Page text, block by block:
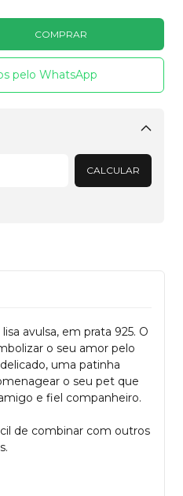
pelo WhatsApp
Alterar CEP
CALCULAR
avulsa, em prata 925. O
o seu amor pelo
uma patinha
o seu pet que
e fiel companheiro.
de combinar com outros